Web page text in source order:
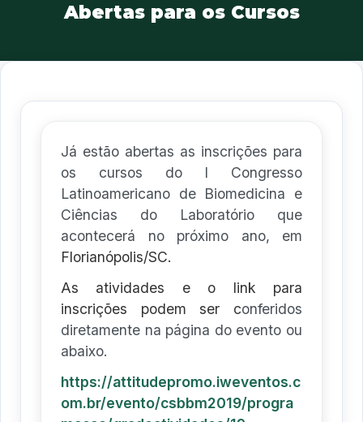
Abertas para os Cursos
Já estão abertas as inscrições para
os cursos do I Congresso
Latinoamericano de Biomedicina e
Ciências do Laboratório que
acontecerá no próximo ano, em
Florianópolis/SC.
As atividades e o link para
inscrições podem ser conferidos
diretamente na página do evento ou
abaixo.
https://attitudepromo.iweventos.c
om.br/evento/csbbm2019/progra